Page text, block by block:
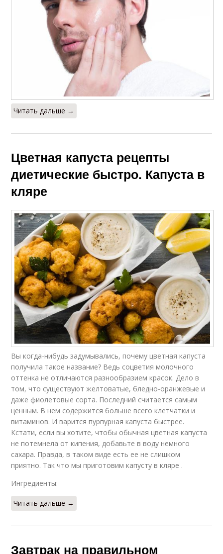
Читать дальше →
Цветная капуста рецепты
диетические быстро. Капуста в
кляре
Вы когда-нибудь задумывались, почему цветная капуста
получила такое название? Ведь соцветия молочного
оттенка не отличаются разнообразием красок. Дело в
том, что существуют желтоватые, бледно-оранжевые и
даже фиолетовые сорта. Последний считается самым
ценным. В нем содержится больше всего клетчатки и
витаминов. И варится пурпурная капуста быстрее.
Кстати, если вы хотите, чтобы обычная цветная капуста
не потемнела от кипения, добавьте в воду немного
сахара. Правда, в таком виде есть ее не слишком
приятно. Так что мы приготовим капусту в кляре .
Ингредиенты:
Читать дальше →
Завтрак на правильном